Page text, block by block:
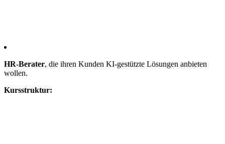
HR-Berater, die ihren Kunden KI-gestützte Lösungen anbieten
wollen.
Kursstruktur: